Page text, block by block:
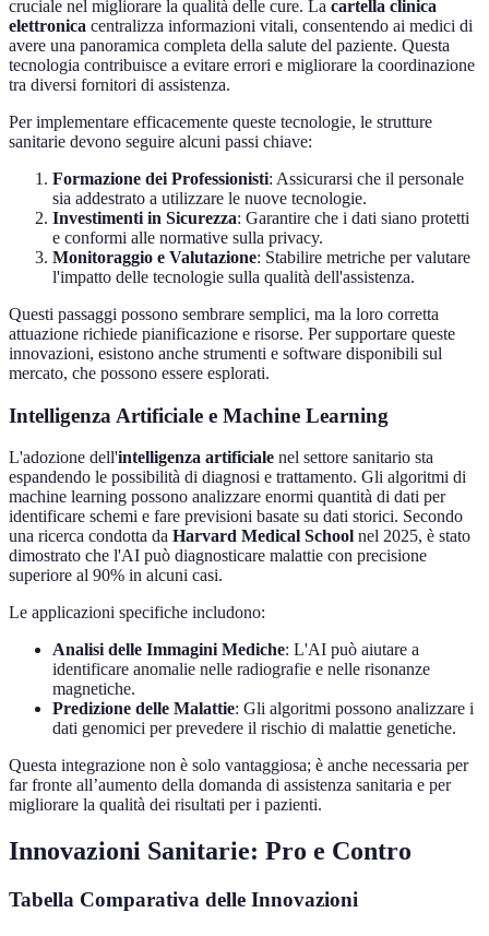
cruciale nel migliorare la qualità delle cure. La cartella clinica
elettronica centralizza informazioni vitali, consentendo ai medici di
avere una panoramica completa della salute del paziente. Questa
tecnologia contribuisce a evitare errori e migliorare la coordinazione
tra diversi fornitori di assistenza.
Per implementare efficacemente queste tecnologie, le strutture
sanitarie devono seguire alcuni passi chiave:
Formazione dei Professionisti: Assicurarsi che il personale
sia addestrato a utilizzare le nuove tecnologie.
Investimenti in Sicurezza: Garantire che i dati siano protetti
e conformi alle normative sulla privacy.
Monitoraggio e Valutazione: Stabilire metriche per valutare
l'impatto delle tecnologie sulla qualità dell'assistenza.
Questi passaggi possono sembrare semplici, ma la loro corretta
attuazione richiede pianificazione e risorse. Per supportare queste
innovazioni, esistono anche strumenti e software disponibili sul
mercato, che possono essere esplorati.
Intelligenza Artificiale e Machine Learning
L'adozione dell'intelligenza artificiale nel settore sanitario sta
espandendo le possibilità di diagnosi e trattamento. Gli algoritmi di
machine learning possono analizzare enormi quantità di dati per
identificare schemi e fare previsioni basate su dati storici. Secondo
una ricerca condotta da Harvard Medical School nel 2025, è stato
dimostrato che l'AI può diagnosticare malattie con precisione
superiore al 90% in alcuni casi.
Le applicazioni specifiche includono:
Analisi delle Immagini Mediche: L'AI può aiutare a
identificare anomalie nelle radiografie e nelle risonanze
magnetiche.
Predizione delle Malattie: Gli algoritmi possono analizzare i
dati genomici per prevedere il rischio di malattie genetiche.
Questa integrazione non è solo vantaggiosa; è anche necessaria per
far fronte all’aumento della domanda di assistenza sanitaria e per
migliorare la qualità dei risultati per i pazienti.
Innovazioni Sanitarie: Pro e Contro
Tabella Comparativa delle Innovazioni